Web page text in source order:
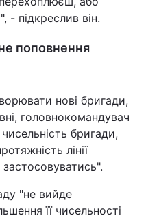
- підкреслив він.
поповнення
нові бригади,
головнокомандувач
бригади,
лінії
"не вийде
її чисельності